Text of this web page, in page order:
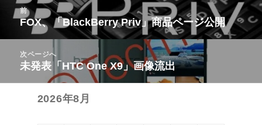
ー
前
前
の
投
稿:
FOX、「BlackBerry Priv」商品ページ公開
次ページへ
次
の
未発表「HTC One X9」画像流出
2026年8月